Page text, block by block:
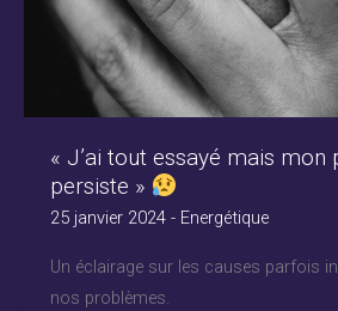
« J’ai tout essayé mais mon
persiste »
25 janvier 2024 - Energétique
Un éclairage sur les causes parfois
nos problèmes.